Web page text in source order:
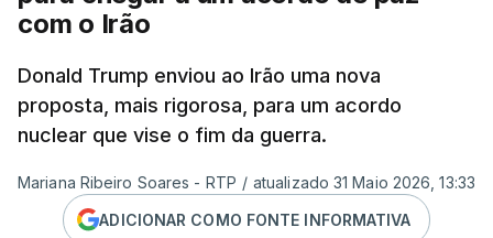
com o Irão
Donald Trump enviou ao Irão uma nova
proposta, mais rigorosa, para um acordo
nuclear que vise o fim da guerra.
Mariana Ribeiro Soares - RTP / atualizado 31 Maio 2026, 13:33
ADICIONAR COMO FONTE INFORMATIVA